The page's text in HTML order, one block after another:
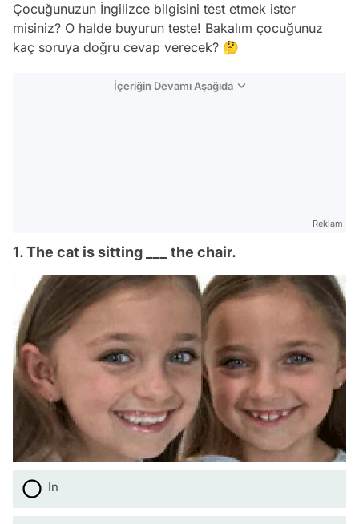
Çocuğunuzun İngilizce bilgisini test etmek ister
misiniz? O halde buyurun teste! Bakalım çocuğunuz
kaç soruya doğru cevap verecek? 🤔
İçeriğin Devamı Aşağıda
Reklam
1. The cat is sitting ___ the chair.
In